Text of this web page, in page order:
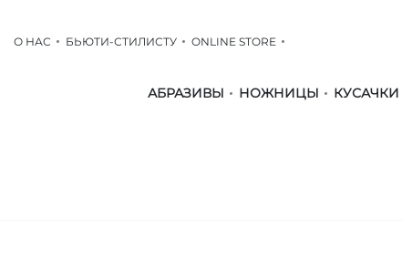
О НАС БЬЮТИ-СТИЛИСТУ ONLINE STORE
АБРАЗИВЫ НОЖНИЦЫ КУСАЧКИ